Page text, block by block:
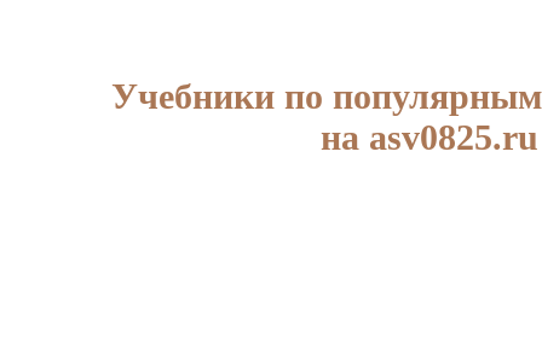
Учебники по
на asv0825.ru